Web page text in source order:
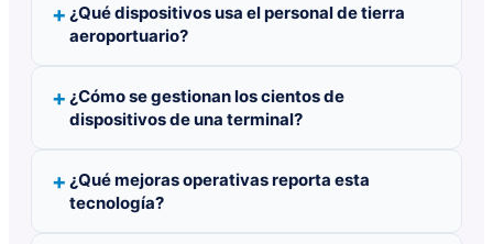
¿Qué dispositivos usa el personal de tierra
aeroportuario?
¿Cómo se gestionan los cientos de
dispositivos de una terminal?
¿Qué mejoras operativas reporta esta
tecnología?